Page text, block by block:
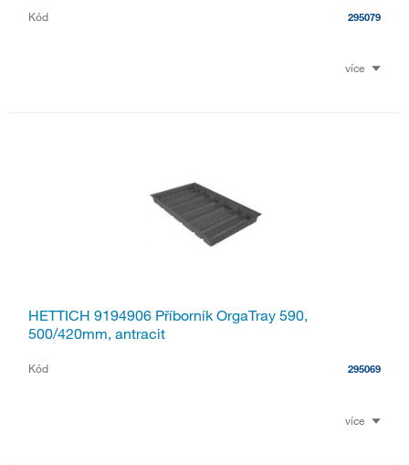
Kód 295079
více
HETTICH 9194906 Příborník OrgaTray 590,
500/420mm, antracit
Kód 295069
více